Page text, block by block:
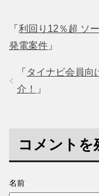
「 利回り12％超 ソ
発電案件 」
「 タイナビ会員向
介！
」
コメントを
名前